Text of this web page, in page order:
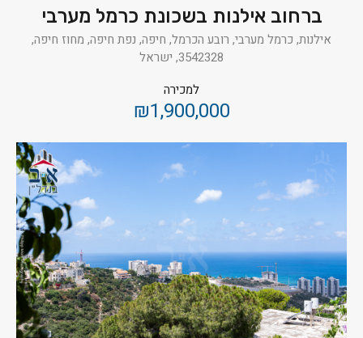
ברחוב אילנות בשכונת כרמל מערבי
אילנות, כרמל מערבי, רובע הכרמל, חיפה, נפת חיפה, מחוז חיפה,
3542328, ישראל
למכירה
₪1,900,000